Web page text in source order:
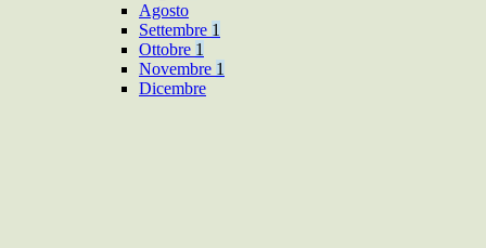
Agosto
Settembre 1
Ottobre 1
Novembre 1
Dicembre